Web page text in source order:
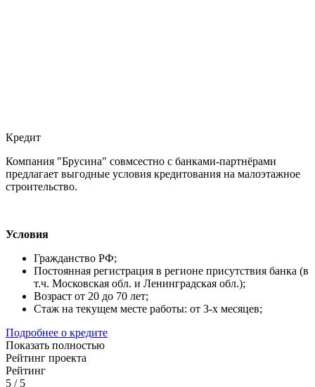
Кредит
Компания "Брусина" совмсестно с банками-партнёрами
предлагает выгодные условия кредитования на малоэтажное
строительство.
Условия
Гражданство РФ;
Постоянная регистрация в регионе присутствия банка (в
т.ч. Московская обл. и Ленинградская обл.);
Возраст от 20 до 70 лет;
Стаж на текущем месте работы: от 3-х месяцев;
Подробнее о кредите
Показать полностью
Рейтинг проекта
Рейтинг
5 /5